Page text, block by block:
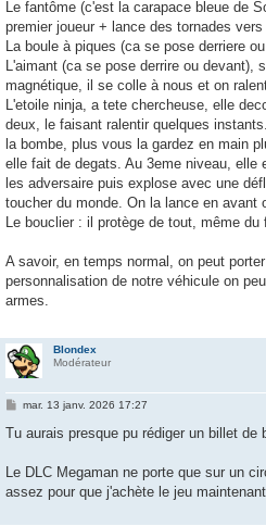
Le fantôme (c'est la carapace bleue de
premier joueur + lance des tornades
La boule à piques (ca se pose derriere
L'aimant (ca se pose derrire ou devant),
magnétique, il se colle à nous et on
L'etoile ninja, a tete chercheuse, elle
deux, le faisant ralentir quelques instants.
la bombe, plus vous la gardez en main
elle fait de degats. Au 3eme niveau, elle
les adversaire puis explose avec une
toucher du monde. On la lance en avant
Le bouclier : il protège de tout, même du
A savoir, en temps normal, on peut
personnalisation de notre véhicule on
armes.
Blondex
Modérateur
M
s
g
mar. 13 janv. 2026 17:27
Tu aurais presque pu rédiger un billet de
Le DLC Megaman ne porte que sur un
assez pour que j'achète le jeu